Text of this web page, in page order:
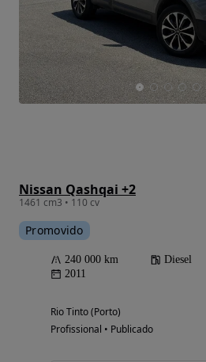
Nissan Qashqai +2
1461 cm3 • 110 cv
Promovido
240 000 km Diesel
2011
Rio Tinto (Porto)
Profissional • Publicado